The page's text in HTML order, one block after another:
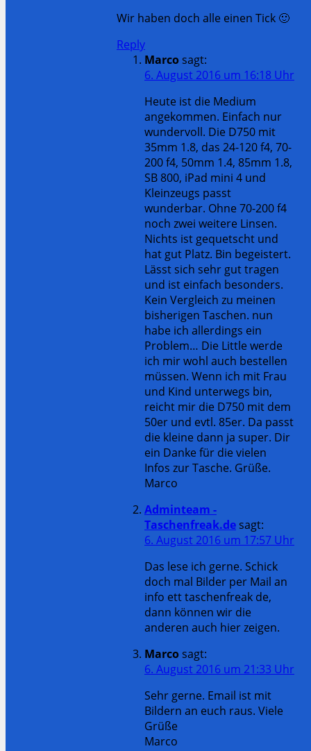
Wir haben doch alle einen Tick 🙂
Reply
Marcosagt:
6. August 2016 um 16:18 Uhr
Heute ist die Medium
angekommen. Einfach nur
wundervoll. Die D750 mit
35mm 1.8, das 24-120 f4, 70-
200 f4, 50mm 1.4, 85mm 1.8,
SB 800, iPad mini 4 und
Kleinzeugs passt
wunderbar. Ohne 70-200 f4
noch zwei weitere Linsen.
Nichts ist gequetscht und
hat gut Platz. Bin begeistert.
Lässt sich sehr gut tragen
und ist einfach besonders.
Kein Vergleich zu meinen
bisherigen Taschen. nun
habe ich allerdings ein
Problem… Die Little werde
ich mir wohl auch bestellen
müssen. Wenn ich mit Frau
und Kind unterwegs bin,
reicht mir die D750 mit dem
50er und evtl. 85er. Da passt
die kleine dann ja super. Dir
ein Danke für die vielen
Infos zur Tasche. Grüße.
Marco
Adminteam -
Taschenfreak.desagt:
6. August 2016 um 17:57 Uhr
Das lese ich gerne. Schick
doch mal Bilder per Mail an
info ett taschenfreak de,
dann können wir die
anderen auch hier zeigen.
Marcosagt:
6. August 2016 um 21:33 Uhr
Sehr gerne. Email ist mit
Bildern an euch raus. Viele
Grüße
Marco